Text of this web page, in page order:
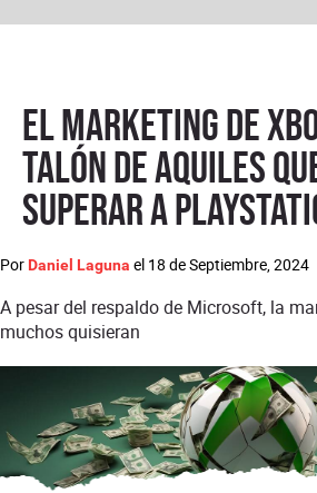
El marketing de
talón de Aquiles
superar a
Por Daniel Laguna el 18 de Septiembre, 2024
A pesar del respaldo de Microsoft, la
muchos quisieran